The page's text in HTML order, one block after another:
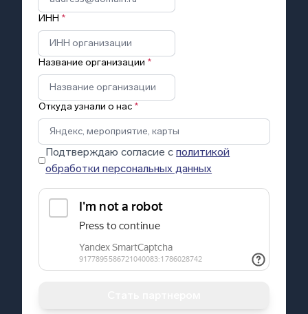
ИНН *
Название организации *
Откуда узнали о нас *
Подтверждаю согласие сполитикой
обработки персональных данных